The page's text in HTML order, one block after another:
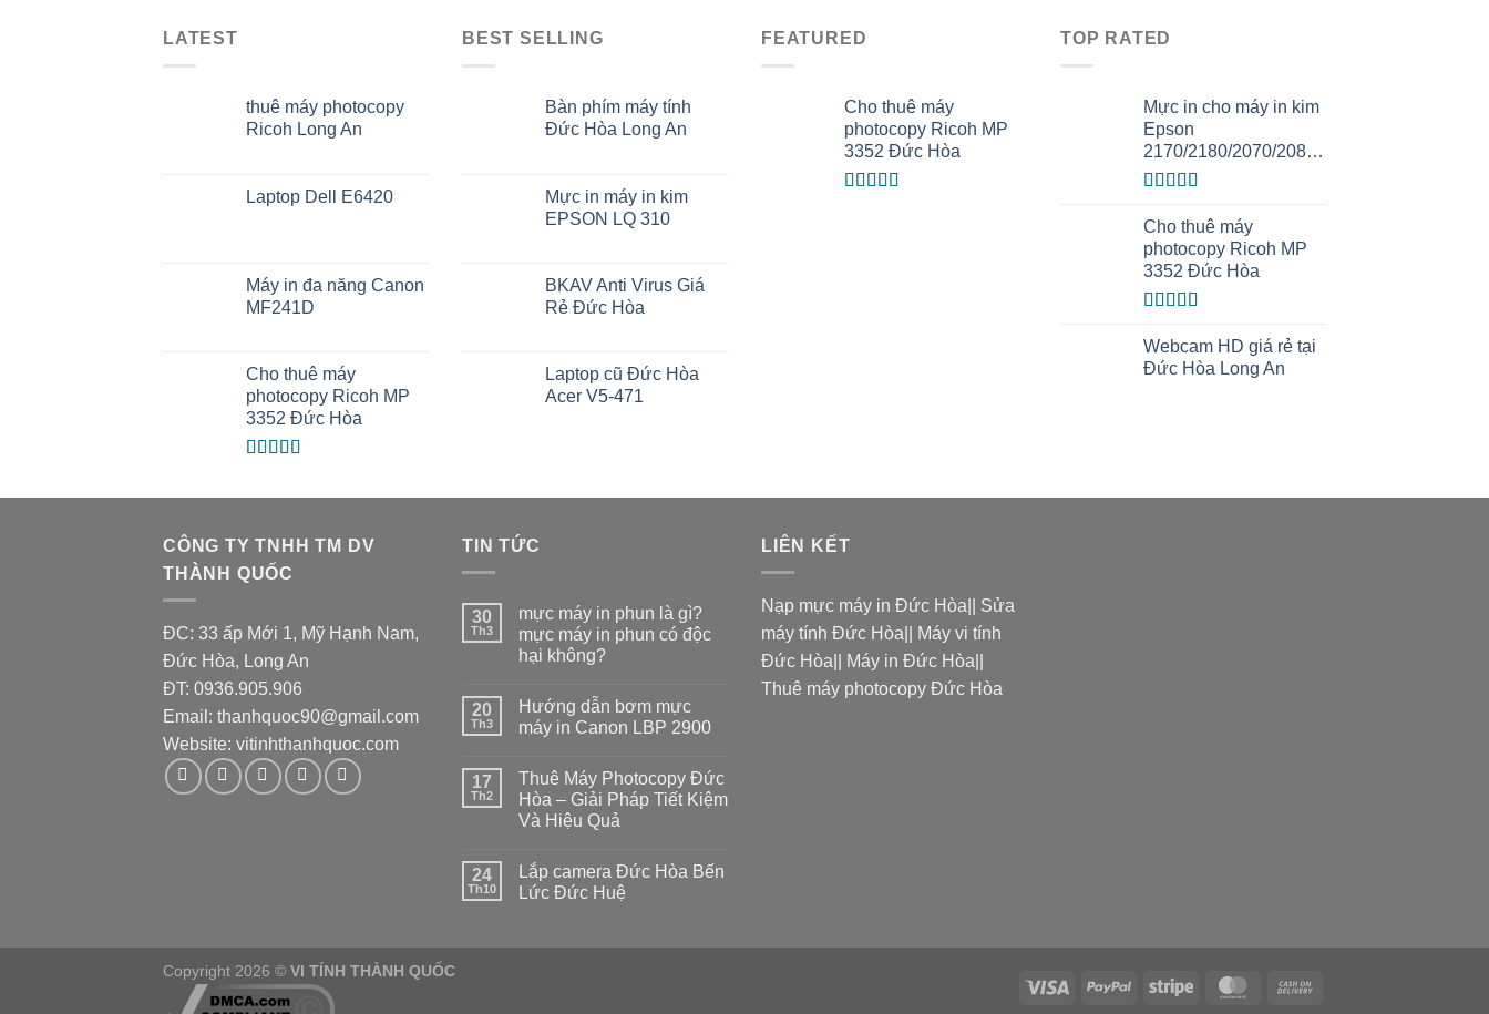
LATEST
thuê máy photocopy
Ricoh Long An
Laptop Dell E6420
Máy in đa năng Canon
MF241D
Cho thuê máy
photocopy Ricoh MP
3352 Đức Hòa
BEST SELLING
Bàn phím máy tính
Đức Hòa Long An
Mực in máy in kim
EPSON LQ 310
BKAV Anti Virus Giá
Rẻ Đức Hòa
Laptop cũ Đức Hòa
Acer V5-471
FEATURED
Cho thuê máy
photocopy Ricoh MP
3352 Đức Hòa
TOP RATED
Mực in cho máy in kim
Epson
2170/2180/2070/2080/2190
hạng5.00 5
sao
Cho thuê máy
photocopy Ricoh MP
3352 Đức Hòa
hạng5.00 5
sao
Webcam HD giá rẻ tại
Đức Hòa Long An
CÔNG TY TNHH TM DV
THÀNH QUỐC
ĐC: 33 ấp Mới 1, Mỹ Hạnh Nam,
Đức Hòa, Long An
ĐT: 0936.905.906
Email: thanhquoc90@gmail.com
Website: vitinhthanhquoc.com
TIN TỨC
30
Th3
mực máy in phun là gì?
mực máy in phun có độc
hại không?
20
Th3
Hướng dẫn bơm mực
máy in Canon LBP 2900
17
Th2
Thuê Máy Photocopy Đức
Hòa – Giải Pháp Tiết Kiệm
Và Hiệu Quả
24
Th10
Lắp camera Đức Hòa Bến
Lức Đức Huệ
LIÊN KẾT
Nạp mực máy in Đức Hòa
Sửa
máy tính Đức Hòa
Máy vi tính
Đức Hòa
Máy in Đức Hòa
Thuê máy photocopy Đức Hòa
Copyright 2026 © VI TÍNH THÀNH QUỐC